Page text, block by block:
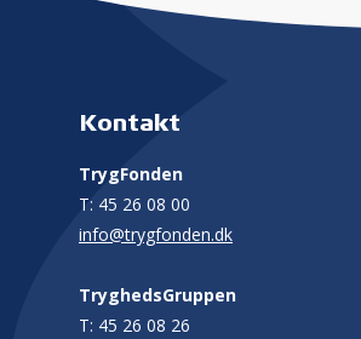
Kontakt
TrygFonden
T: 45 26 08 00
info@trygfonden.dk
TryghedsGruppen
T: 45 26 08 26